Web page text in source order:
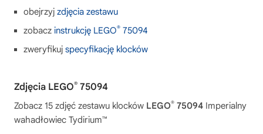
obejrzyj zdjęcia zestawu
zobacz instrukcję LEGO® 75094
zweryfikuj specyfikację klocków
Zdjęcia LEGO® 75094
Zobacz 15 zdjęć zestawu klocków LEGO® 75094 Imperialny
wahadłowiec Tydirium™